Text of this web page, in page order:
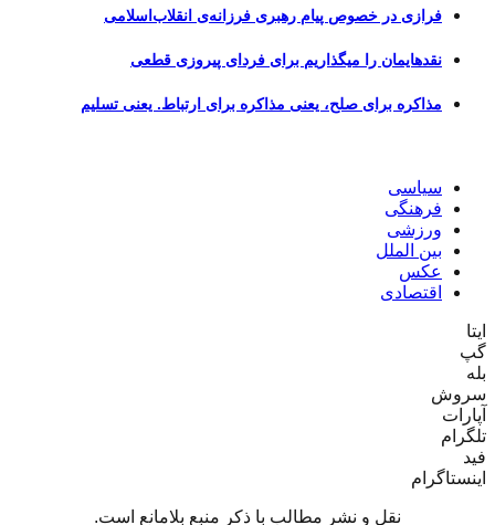
فرازی در خصوص پیام رهبری فرزانه‌ی انقلاب‌اسلامی
نقدهایمان را میگذاریم برای فردای پیروزی قطعی
مذاکره برای صلح، یعنی مذاکره برای ارتباط. یعنی تسلیم
سیاسی
فرهنگی
ورزشی
بین الملل
عکس
اقتصادی
ایتا
گپ
بله
سروش
آپارات
تلگرام
فید
اینستاگرام
نقل و نشر مطالب با ذکر منبع بلامانع است.